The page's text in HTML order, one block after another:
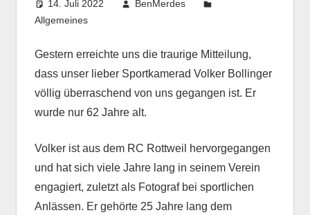
14. Juli 2022
BenMerdes
Allgemeines
Gestern erreichte uns die traurige Mitteilung,
dass unser lieber Sportkamerad Volker Bollinger
völlig überraschend von uns gegangen ist. Er
wurde nur 62 Jahre alt.
Volker ist aus dem RC Rottweil hervorgegangen
und hat sich viele Jahre lang in seinem Verein
engagiert, zuletzt als Fotograf bei sportlichen
Anlässen. Er gehörte 25 Jahre lang dem